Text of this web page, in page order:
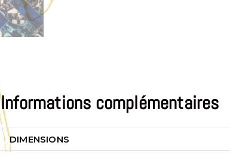
Informations complémentaires
DIMENSIONS